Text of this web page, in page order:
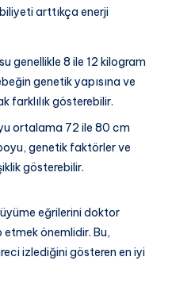
arttıkça enerji
genellikle 8 ile 12 kilogram
genetik yapısına ve
farklılık gösterebilir.
ortalama 72 ile 80 cm
genetik faktörler ve
gösterebilir.
eğrilerini doktor
önemlidir. Bu,
izlediğini gösteren en iyi